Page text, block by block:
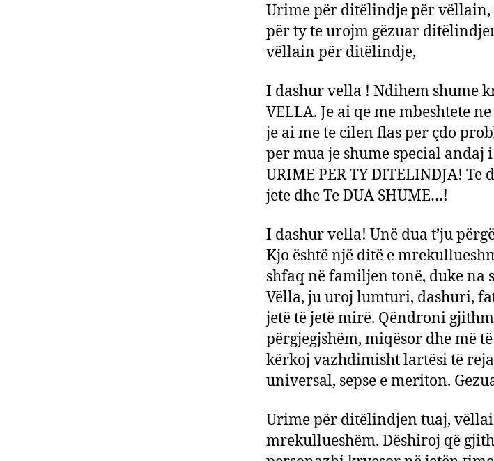
Urime për ditëlindje për vëllain,
për ty te urojm gëzuar
vëllain për ditëlindje,
I dashur vella ! Ndihem shume
VELLA. Je ai qe me mbeshtete
je ai me te cilen flas per çdo
per mua je shume special andaj
URIME PER TY DITELINDJA!
jete dhe Te DUA SHUME…!
I dashur vella! Unë dua t’ju
Kjo është një ditë e
shfaq në familjen tonë, duke na
Vëlla, ju uroj lumturi, dashuri,
jetë të jetë mirë. Qëndroni
përgjegjshëm, miqësor dhe më
kërkoj vazhdimisht lartësi të
universal, sepse e meriton.
Urime për ditëlindjen tuaj,
mrekullueshëm. Dëshiroj që